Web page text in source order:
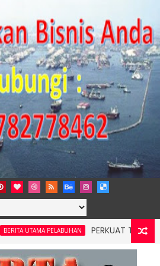
PELABUHAN
PERKUAT TATA KELOLA
Dengar Keluhan dan Kebutuhan